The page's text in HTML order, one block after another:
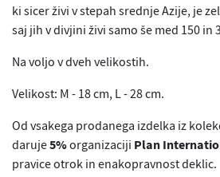
ki sicer živi v stepah srednje Azije, je
saj jih v divjini živi samo še med 150 in
Na voljo v dveh velikostih.
Velikost: M - 18 cm, L - 28 cm.
Od vsakega prodanega izdelka iz
daruje5%organizaciji Plan
pravice otrok in enakopravnost deklic.